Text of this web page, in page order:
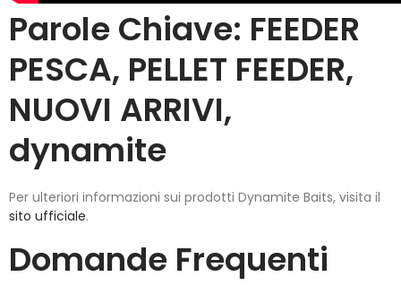
Parole Chiave: FEEDER
PESCA, PELLET FEEDER,
NUOVI ARRIVI,
dynamite
Per ulteriori informazioni sui prodotti Dynamite Baits, visita il
sito ufficiale.
Domande Frequenti